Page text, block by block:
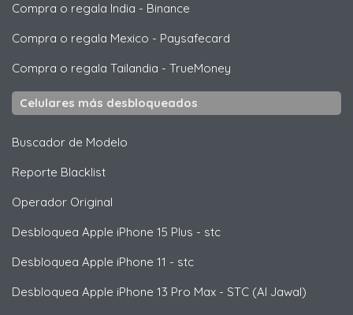
Compra o regala India - Binance
Compra o regala Mexico - Paysafecard
Compra o regala Tailandia - TrueMoney
Celulares más desbloqueados
Buscador de Modelo
Reporte Blacklist
Operador Original
Desbloquea Apple iPhone 15 Plus - stc
Desbloquea Apple iPhone 11 - stc
Desbloquea Apple iPhone 13 Pro Max - STC (Al Jawal)